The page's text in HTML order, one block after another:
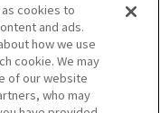
cookies to
and ads.
how we use
cookie. We may
of our website
who may